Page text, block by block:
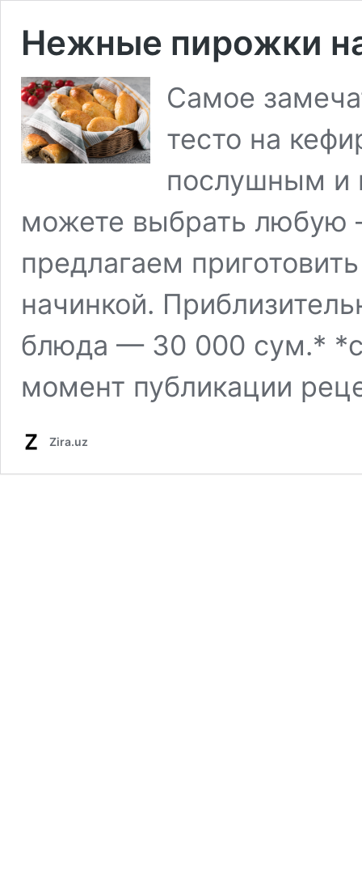
Нежные пирожки
Самое
тесто на
послушным и
можете выбрать
предлагаем
начинкой.
блюда — 30 000 сум.*
момент публикации
Zira.uz